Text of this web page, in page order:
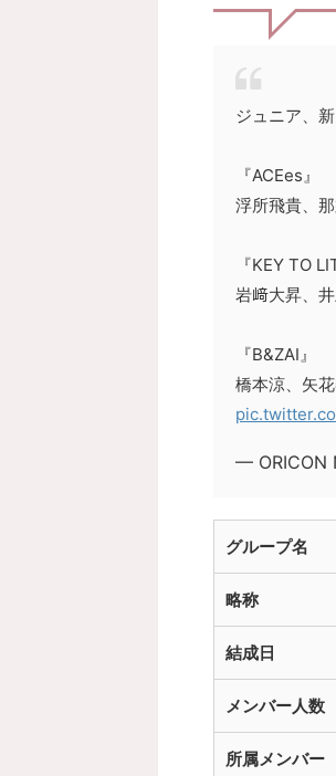
ジュニア、
『ACEes』
浮所飛貴、
『KEY TO
岩﨑大昇、
『B&ZAI』
橋本涼、矢
— ORICON
グループ名
略称
結成日
メンバー人数
所属メンバー